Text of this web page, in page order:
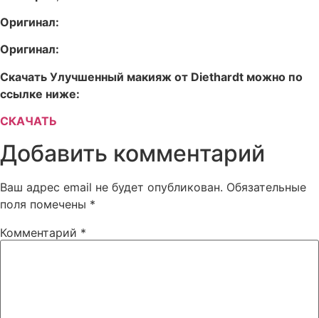
Оригинал:
Оригинал:
Скачать Улучшенный макияж от Diethardt можно по
ссылке ниже:
СКАЧАТЬ
Добавить комментарий
Ваш адрес email не будет опубликован. Обязательные
поля помечены *
Комментарий *